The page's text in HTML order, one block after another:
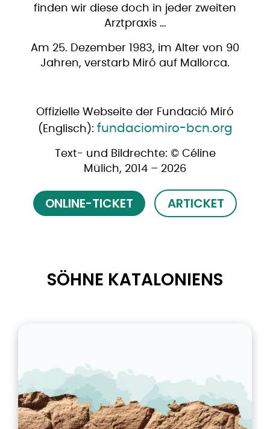
finden wir diese doch in jeder zweiten
Arztpraxis …
Am 25. Dezember 1983, im Alter von 90
Jahren, verstarb Miró auf Mallorca.
Offizielle Webseite der Fundació Miró
(Englisch): fundaciomiro-bcn.org
Text- und Bildrechte: © Céline
Mülich, 2014 – 2026
ONLINE-TICKET ARTICKET
SÖHNE KATALONIENS